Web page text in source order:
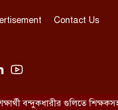
ফোরলান
সাল পর্যন্ত রিয়ালেই থাকছেন
Contact Us
বন্দুকধারীর গুলিতে শিক্ষকসহ